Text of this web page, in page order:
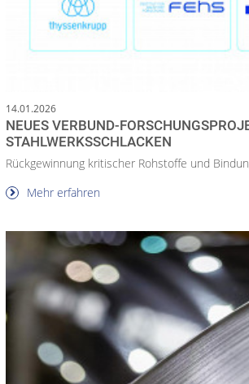
14.01.2026
NEUES VERBUND-
STAHLWERKSSCHLACKEN
Rückgewinnung kritischer Rohstoffe und
Mehr erfahren